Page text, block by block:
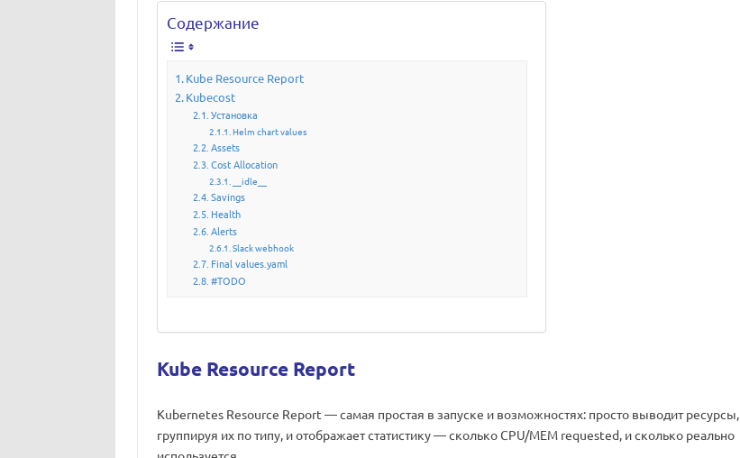
Содержание
Kube Resource Report
Kubecost
Установка
Helm chart values
Assets
Cost Allocation
__idle__
Savings
Health
Alerts
Slack webhook
Final values.yaml
#TODO
Kube Resource Report
Kubernetes Resource Report — самая простая в запуске и возможностях: просто выводит ресурсы,
группируя их по типу, и отображает статистику — сколько CPU/MEM requested, и сколько реально